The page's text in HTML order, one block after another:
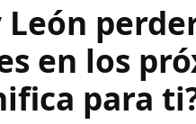
en los
para